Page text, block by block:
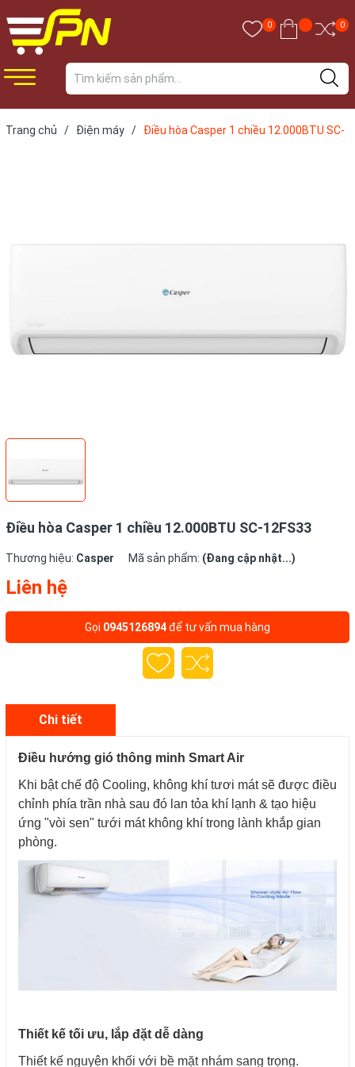
0 0
Trang chủ / Điện máy /
Điều hòa Casper 1 chiều 12.000BTU SC-
Điều hòa Casper 1 chiều 12.000BTU SC-12FS33
Thương hiệu: Casper Mã sản phẩm: (Đang cập nhật...)
Liên hệ
Gọi 0945126894để tư vấn mua hàng
Chi tiết
Điều hướng gió thông minh Smart Air
Khi bật chế độ Cooling, không khí tươi mát sẽ được điều
chỉnh phía trần nhà sau đó lan tỏa khí lạnh & tạo hiệu
ứng "vòi sen" tưới mát không khí trong lành khắp gian
phòng.
Thiết kế tối ưu, lắp đặt dễ dàng
Thiết kế nguyên khối với bề mặt nhám sang trọng.